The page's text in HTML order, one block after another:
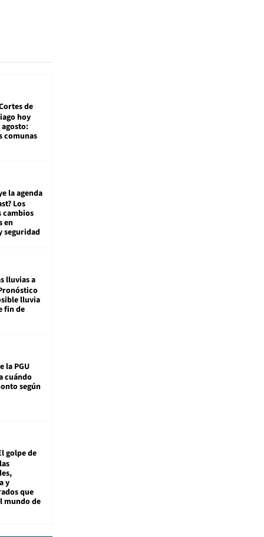
de
hoy
agosto:
comunas
la agenda
Los
cambios
en
seguridad
lluvias a
lluvia
fin de
la PGU
cuándo
según
golpe de
y
que
mundo de